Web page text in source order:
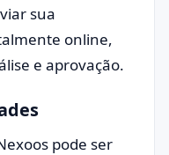
sua
online,
e aprovação.
pode ser